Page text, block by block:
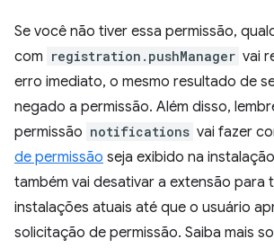
Se você não tiver essa permissão,
com registration.pushManager vai
erro imediato, o mesmo resultado de
negado a permissão. Além disso,
permissão notifications vai fazer
de permissão seja exibido na
também vai desativar a extensão para
instalações atuais até que o usuário
solicitação de permissão. Saiba mais